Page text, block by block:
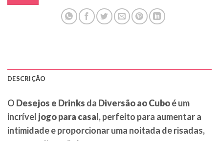
DESCRIÇÃO
O Desejos e Drinks da Diversão ao Cuboé um
incrível jogo para casal, perfeito para aumentar a
intimidade e proporcionar uma noitada de risadas,